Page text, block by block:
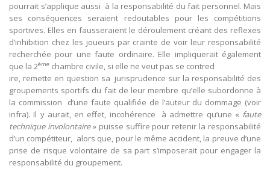
pourrait s’applique aussi à la responsabilité du fait personnel. Mais
ses conséquences seraient redoutables pour les compétitions
sportives. Elles en fausseraient le déroulement créant des reflexes
d’inhibition chez les joueurs par crainte de voir leur responsabilité
recherchée pour une faute ordinaire. Elle impliquerait également
que la 2ème chambre civile, si elle ne veut pas se contred
ire, remette en question sa jurisprudence sur la responsabilité des
groupements sportifs du fait de leur membre qu’elle subordonne à
la commission d’une faute qualifiée de l’auteur du dommage (voir
infra). Il y aurait, en effet, incohérence à admettre qu’une « faute
technique involontaire» puisse suffire pour retenir la responsabilité
d’un compétiteur, alors que, pour le même accident, la preuve d’une
prise de risque volontaire de sa part s’imposerait pour engager la
responsabilité du groupement.